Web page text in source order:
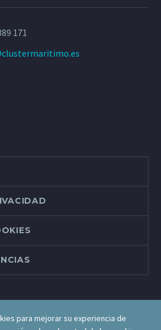
171
para mejorar su experiencia de